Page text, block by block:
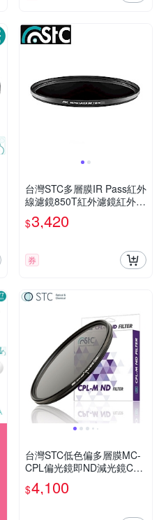
台灣STC多層膜IR Pass紅外
線濾鏡850T紅外濾鏡紅外光
77mm濾鏡(過濾850nm以下
光線)IR850全紅外線攝影
$3,420
券
台灣STC低色偏多層膜MC-
CPL偏光鏡即ND減光鏡CPL
-M ND16濾鏡Filter 77mm
偏光鏡(減光式-4EV)
$4,100